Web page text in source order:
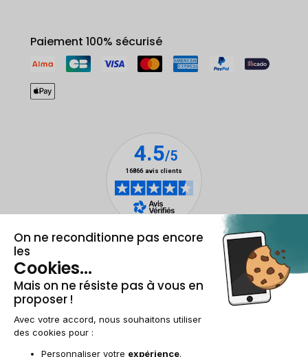
Paiement 100% sécurisé
Mentions légales et CGUGestion des cookies
Conditions générales de vente
AccessibilitéPlan du site